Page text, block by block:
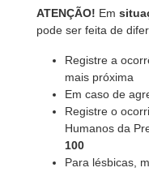
ATENÇÃO! Em
pode ser feita de
Registre a
mais próxima
Em caso de
Registre o
Humanos da
100
Para lésbicas,